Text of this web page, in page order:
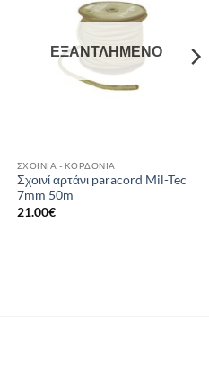
ΕΞΑΝΤΛΗΜΈΝΟ
ΣΧΟΙΝΙΆ - ΚΟΡΔΌΝΙΑ
Σχοινί αρτάνι paracord Mil-Tec
7mm 50m
21.00€